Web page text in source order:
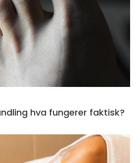
Neglesopp behandling hva fungerer faktisk?